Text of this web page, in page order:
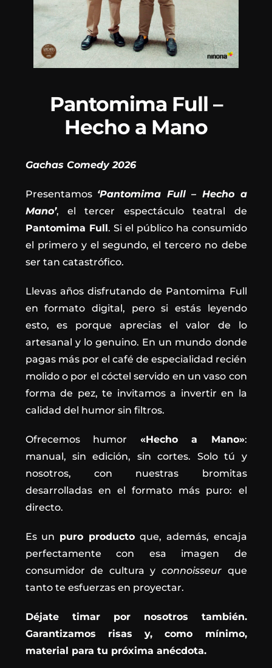
Pantomima Full –
Hecho a Mano
Gachas Comedy 2026
Presentamos ‘Pantomima Full – Hecho a
Mano’, el tercer espectáculo teatral de
Pantomima Full. Si el público ha consumido
el primero y el segundo, el tercero no debe
ser tan catastrófico.
Llevas años disfrutando de Pantomima Full
en formato digital, pero si estás leyendo
esto, es porque aprecias el valor de lo
artesanal y lo genuino. En un mundo donde
pagas más por el café de especialidad recién
molido o por el cóctel servido en un vaso con
forma de pez, te invitamos a invertir en la
calidad del humor sin filtros.
Ofrecemos humor «Hecho a Mano»:
manual, sin edición, sin cortes. Solo tú y
nosotros, con nuestras bromitas
desarrolladas en el formato más puro: el
directo.
Es un puro producto que, además, encaja
perfectamente con esa imagen de
consumidor de cultura y connoisseurque
tanto te esfuerzas en proyectar.
Déjate timar por nosotros también.
Garantizamos risas y, como mínimo,
material para tu próxima anécdota.